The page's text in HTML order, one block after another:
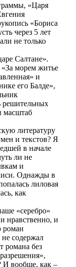
«Царя
«Бориса
через 5 лет
не только
Салтане».
«За морем житье
и
его Балде»,
решительных
масштаб
литературу
и текстов? Я
в начале
ли не
и
Однажды в
лиловая
как
«серебро»
нравственно, и
роман
содержал
романа без
И вообще, как –